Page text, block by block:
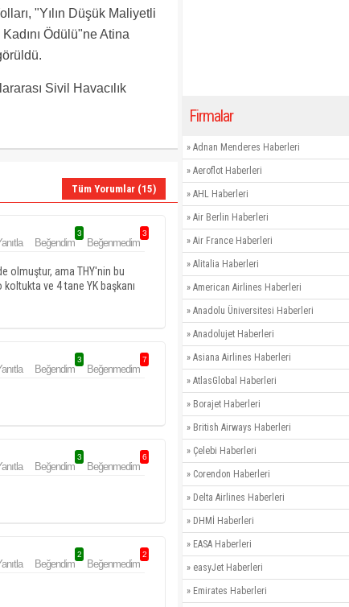
"Yılın Düşük Maliyetli
Ödülü"ne Atina
Sivil Havacılık
Tüm Yorumlar (15)
Beğendim
3
Beğenmedim
3
olmuştur, ama THY'nin bu
ve 4 tane YK başkanı
Beğendim
3
Beğenmedim
7
Beğendim
3
Beğenmedim
6
Beğendim
2
Beğenmedim
2
Firmalar
» Adnan Menderes Haberleri
» Aeroflot Haberleri
» AHL Haberleri
» Air Berlin Haberleri
» Air France Haberleri
» Alitalia Haberleri
» American Airlines Haberleri
» Anadolu Üniversitesi Haberleri
» Anadolujet Haberleri
» Asiana Airlines Haberleri
» AtlasGlobal Haberleri
» Borajet Haberleri
» British Airways Haberleri
» Çelebi Haberleri
» Corendon Haberleri
» Delta Airlines Haberleri
» DHMİ Haberleri
» EASA Haberleri
» easyJet Haberleri
» Emirates Haberleri